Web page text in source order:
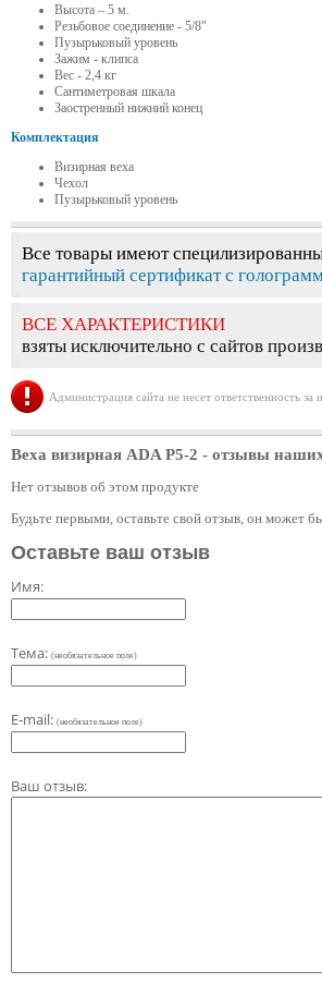
Высота – 5 м.
Резьбовое соединение - 5/8"
Пузырьковый уровень
Зажим - клипса
Вес - 2,4 кг
Сантиметровая шкала
Заостренный нижний конец
Комплектация
Визирная веха
Чехол
Пузырьковый уровень
Все товары имеют
гарантийный сертификат с
ВСЕ ХАРАКТЕРИСТИКИ
взяты исключительно с сайтов
Администрация сайта не несет ответственность за
Веха визирная ADA P5-2 - отзывы
Нет отзывов об этом продукте
Будьте первыми, оставьте свой отзыв, он может
Оставьте ваш отзыв
Имя:
Тема: (необязательное поле)
E-mail: (необязательное поле)
Ваш отзыв: